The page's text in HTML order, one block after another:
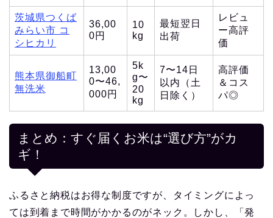
茨城県つくば
みらい市 コ
シヒカリ
36,00
0円
10
kg
最短翌日
出荷
レビュ
ー高評
価
熊本県御船町
無洗米
13,00
0〜46,
000円
5k
g〜
20
kg
7〜14日
以内（土
日除く）
高評価
＆コス
パ◎
まとめ：すぐ届くお米は“選び方”がカ
ギ！
ふるさと納税はお得な制度ですが、タイミングによっ
ては到着まで時間がかかるのがネック。しかし、「発